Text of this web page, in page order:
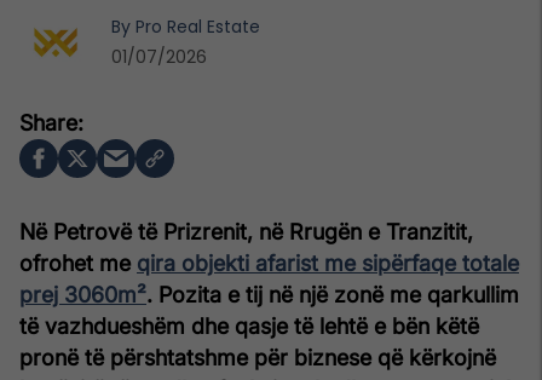
Në Petrovë të Prizrenit, në Rrugën e Tranzitit,
ofrohet me qira objekti afarist me sipërfaqe totale
prej 3060m². Pozita e tij në një zonë me qarkullim
të vazhdueshëm dhe qasje të lehtë e bën këtë
pronë të përshtatshme për biznese që kërkojnë
By Pro Real Estate
01/07/2026